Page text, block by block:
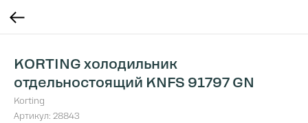
KORTING холодильник
отдельностоящий KNFS 91797 GN
Korting
Артикул: 28843